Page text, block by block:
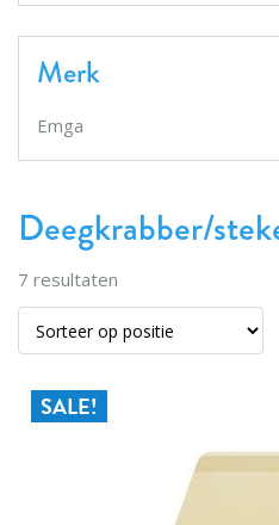
Deegkrabber/
7 resultaten
SALE!
Merk
Emga